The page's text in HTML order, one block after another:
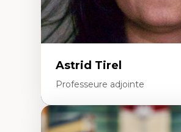
Astrid Tirel
Professeure adjointe
Expertises